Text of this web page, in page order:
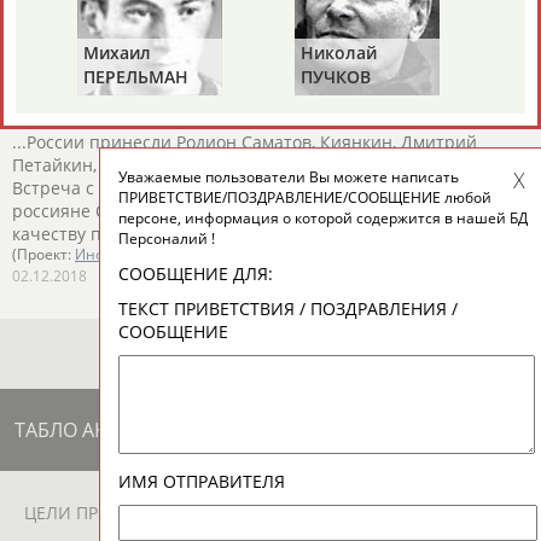
Малышева, Вероника...
Информационное агентство СТАДИОН)
15.06.2024
Сборная России по греко-римской борьбе завоевала Кубок
...России принесли Родион Саматов, Киянкин, Дмитрий
Петайкин,
Встреча с Грузией в... ...круге завершилась вничью – 3:3, но
россияне Саматов,Остаеви Мельников первенствовали по
качеству побед (по...
(Проект: Информационное агентство СТАДИОН
02.12.2018
ТАБЛО АКТИВНОСТИ
ЦЕЛИ ПРОЕКТА КОНТАКТЫ НАШИ КНОПКИ РЕКЛАМА
Михаил
ПЕРЕЛЬМАН
(ПЕРЛЬМАН)
Николай
ПУЧКОВ
Уважаемые пользователи Вы можете написать
ПРИВЕТСТВИЕ/ПОЗДРАВЛЕНИЕ/СООБЩЕНИЕ любой
персоне, информация о которой содержится в нашей БД
Персоналий !
СООБЩЕНИЕ ДЛЯ:
ТЕКСТ ПРИВЕТСТВИЯ / ПОЗДРАВЛЕНИЯ /
СООБЩЕНИЕ
ИМЯ ОТПРАВИТЕЛЯ